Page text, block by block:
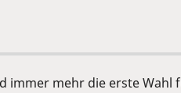
immer mehr die erste